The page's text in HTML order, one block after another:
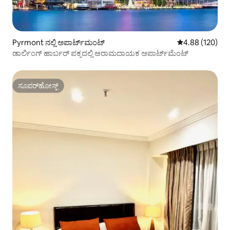
Pyrmont ನಲ್ಲಿ ಅಪಾರ್ಟ್‌ಮಂಟ್ 5 ರಲ್ಲಿ 4.88
4.88 (120)
ಡಾರ್ಲಿಂಗ್ ಹಾರ್ಬರ್ ಪಕ್ಕದಲ್ಲಿ ಆರಾಮದಾಯಕ ಅಪಾರ್ಟ್‌ಮೆಂಟ್
ಸೂಪರ್‌ಹೋಸ್ಟ್
ಸೂಪರ್‌ಹೋಸ್ಟ್